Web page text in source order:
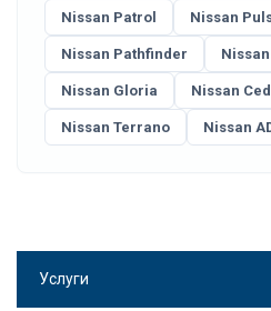
Nissan Patrol Nissan
Nissan Pathfinder
Nissan Gloria Nissan
Nissan Terrano Nissan
Услуги